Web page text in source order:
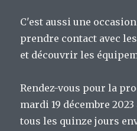
C'est aussi une
prendre contact avec
et découvrir les
Rendez-vous pour la
mardi 19 décembre
tous les quinze jours